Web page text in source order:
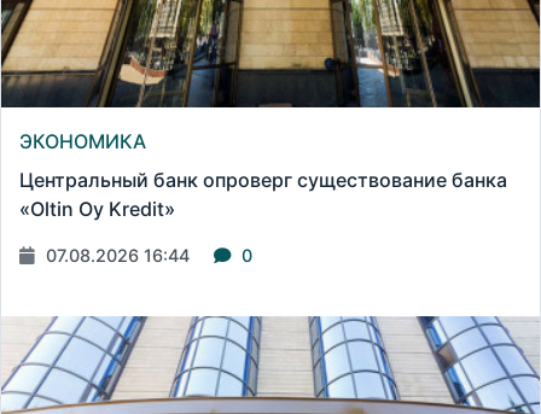
ЭКОНОМИКА
Центральный банк опроверг существование банка
«Oltin Oy Kredit»
07.08.2026 16:44 0